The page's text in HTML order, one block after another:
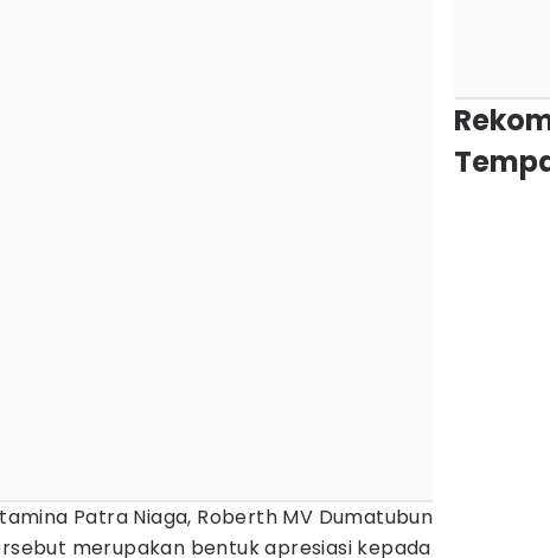
Patra Niaga, Roberth MV Dumatubun
merupakan bentuk apresiasi kepada